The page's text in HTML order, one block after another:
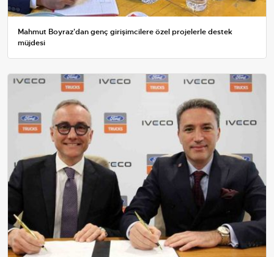
Mahmut Boyraz'dan genç girişimcilere özel projelerle destek
müjdesi